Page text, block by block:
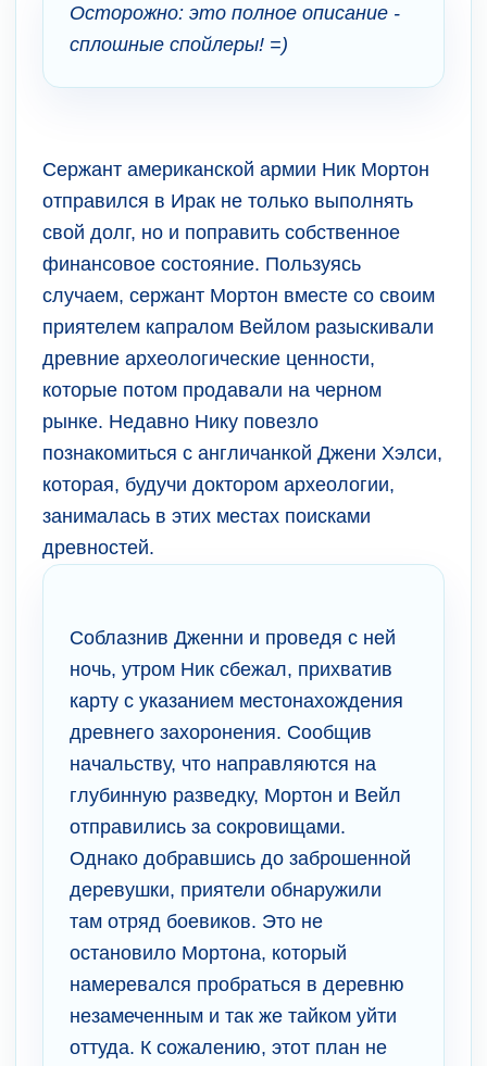
Осторожно: это полное описание -
сплошные спойлеры! =)
Сержант американской армии Ник Мортон
отправился в Ирак не только выполнять
свой долг, но и поправить собственное
финансовое состояние. Пользуясь
случаем, сержант Мортон вместе со своим
приятелем капралом Вейлом разыскивали
древние археологические ценности,
которые потом продавали на черном
рынке. Недавно Нику повезло
познакомиться с англичанкой Джени Хэлси,
которая, будучи доктором археологии,
занималась в этих местах поисками
древностей.
Соблазнив Дженни и проведя с ней
ночь, утром Ник сбежал, прихватив
карту с указанием местонахождения
древнего захоронения. Сообщив
начальству, что направляются на
глубинную разведку, Мортон и Вейл
отправились за сокровищами.
Однако добравшись до заброшенной
деревушки, приятели обнаружили
там отряд боевиков. Это не
остановило Мортона, который
намеревался пробраться в деревню
незамеченным и так же тайком уйти
оттуда. К сожалению, этот план не